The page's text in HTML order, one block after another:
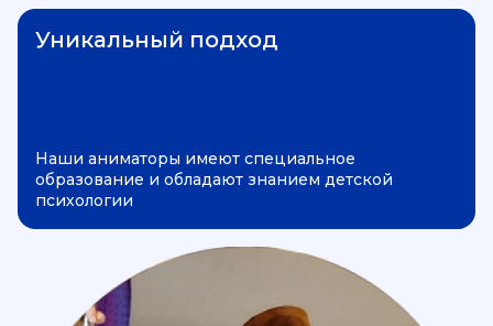
Уникальный подход
Наши аниматоры имеют специальное
образование и обладают знанием детской
психологии